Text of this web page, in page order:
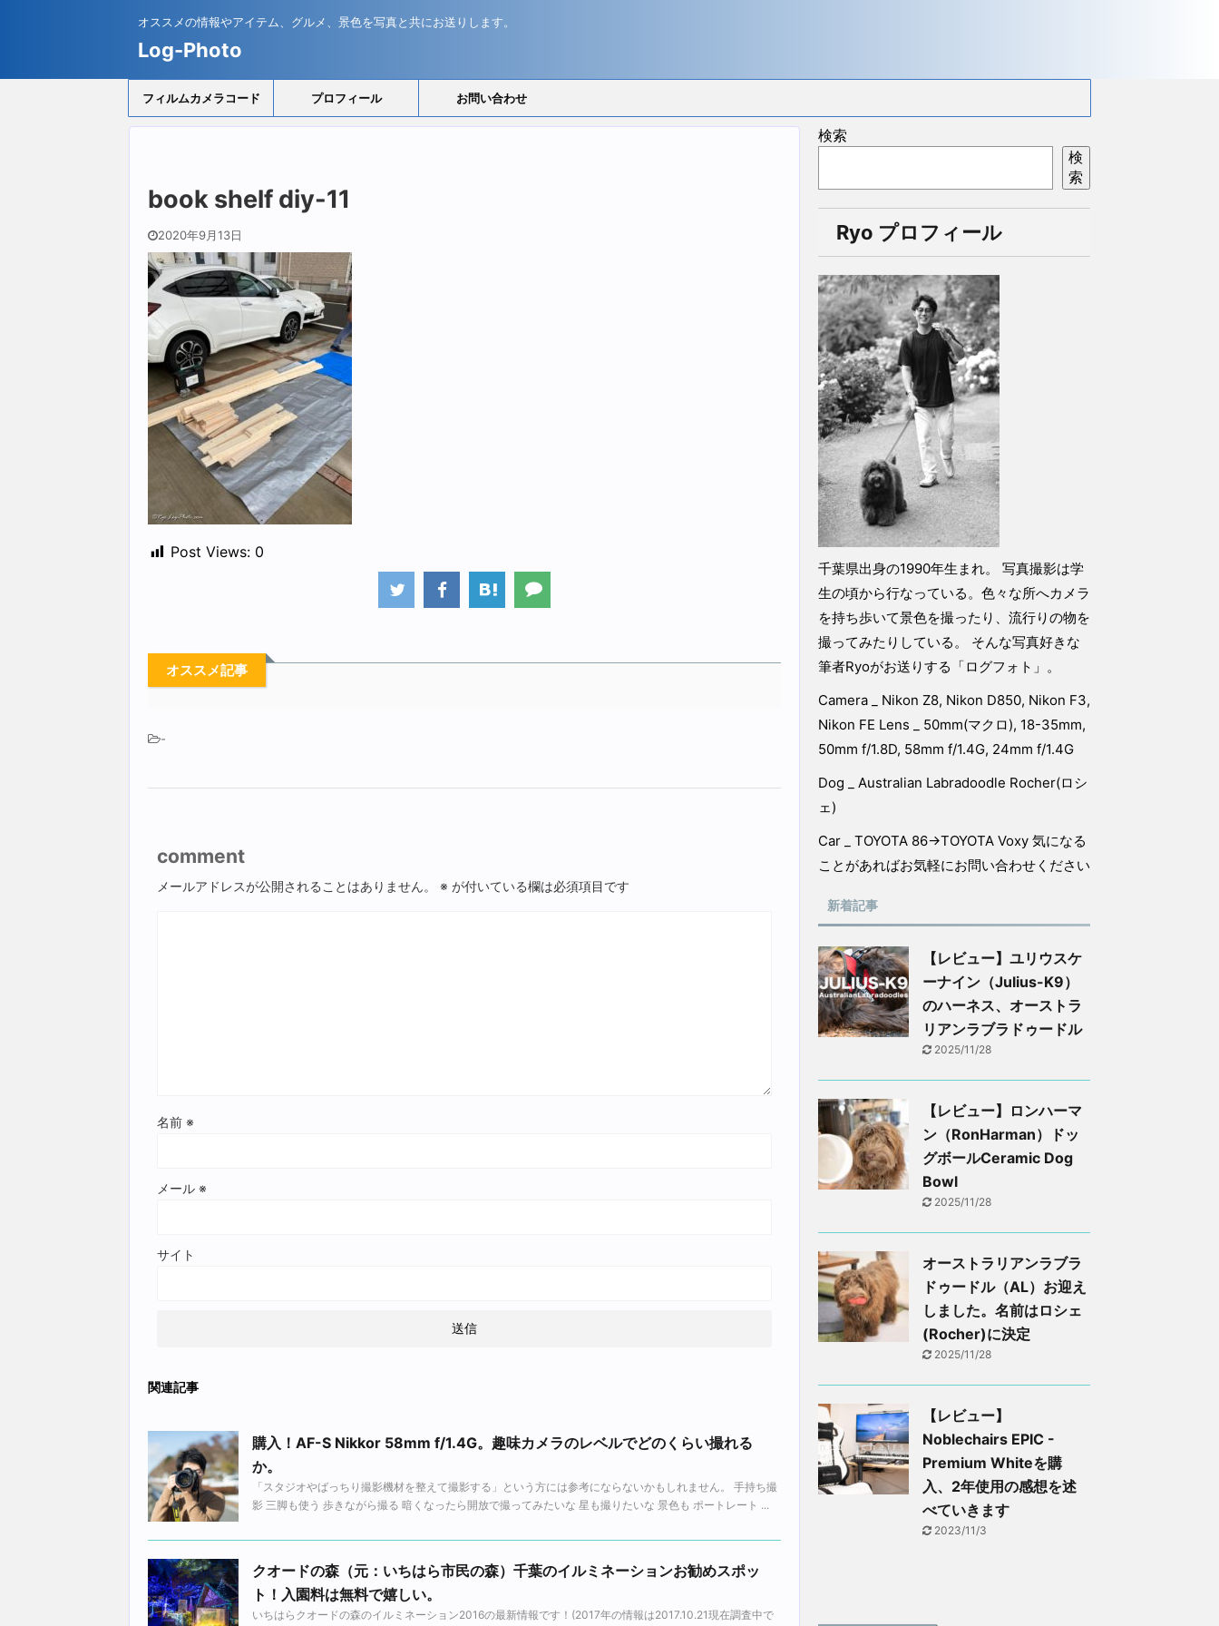
オススメの情報やアイテム、グルメ、景色を写真と共にお送りします。
Log-Photo
フィルムカメラコード プロフィール お問い合わせ
book shelf diy-11
2020年9月13日
Post Views: 0
オススメ記事
-
comment
メールアドレスが公開されることはありません。 ※ が付いている欄は必須項目です
名前 ※
メール ※
サイト
関連記事
購入！AF-S Nikkor 58mm f/1.4G。趣味カメラのレベルでどのくらい撮れる
か。
「スタジオやばっちり撮影機材を整えて撮影する」という方には参考にならないかもしれません。 手持ち撮
影 三脚も使う 歩きながら撮る 暗くなったら開放で撮ってみたいな 星も撮りたいな 景色も ポートレート ...
クオードの森（元：いちはら市民の森）千葉のイルミネーションお勧めスポッ
ト！入園料は無料で嬉しい。
いちはらクオードの森のイルミネーション2016の最新情報です！(2017年の情報は2017.10.21現在調査中で
検索
検
索
Ryo プロフィール
千葉県出身の1990年生まれ。 写真撮影は学
生の頃から行なっている。色々な所へカメラ
を持ち歩いて景色を撮ったり、流行りの物を
撮ってみたりしている。 そんな写真好きな
筆者Ryoがお送りする「ログフォト」。
Camera _ Nikon Z8, Nikon D850, Nikon F3,
Nikon FE Lens _ 50mm(マクロ), 18-35mm,
50mm f/1.8D, 58mm f/1.4G, 24mm f/1.4G
Dog _ Australian Labradoodle Rocher(ロシ
ェ)
Car _ TOYOTA 86→TOYOTA Voxy 気になる
ことがあればお気軽にお問い合わせください
新着記事
【レビュー】ユリウスケ
ーナイン（Julius-K9）
のハーネス、オーストラ
リアンラブラドゥードル
2025/11/28
【レビュー】ロンハーマ
ン（RonHarman）ドッ
グボールCeramic Dog
Bowl
2025/11/28
オーストラリアンラブラ
ドゥードル（AL）お迎え
しました。名前はロシェ
(Rocher)に決定
2025/11/28
【レビュー】
Noblechairs EPIC -
Premium Whiteを購
入、2年使用の感想を述
べていきます
2023/11/3